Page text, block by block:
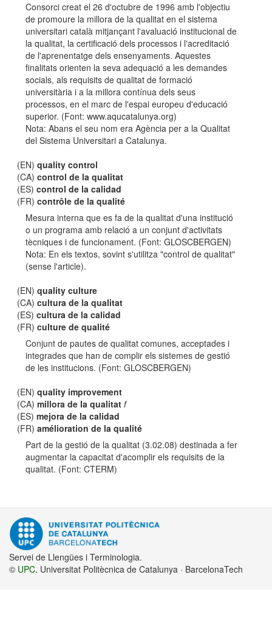
Consorci creat el 26 d'octubre de 1996 amb l'objectiu
de promoure la millora de la qualitat en el sistema
universitari català mitjançant l'avaluació institucional de
la qualitat, la certificació dels processos i l'acreditació
de l'aprenentatge dels ensenyaments. Aquestes
finalitats orienten la seva adequació a les demandes
socials, als requisits de qualitat de formació
universitària i a la millora contínua dels seus
processos, en el marc de l'espai europeu d'educació
superior. (Font: www.aqucatalunya.org)
Nota: Abans el seu nom era Agència per a la Qualitat
del Sistema Universitari a Catalunya.
(EN)quality control
(CA)control de la qualitat
(ES)control de la calidad
(FR)contrôle de la qualité
Mesura interna que es fa de la qualitat d'una institució
o un programa amb relació a un conjunt d'activitats
tècniques i de funcionament. (Font: GLOSCBERGEN)
Nota: En els textos, sovint s'utilitza "control de qualitat"
(sense l'article).
(EN)quality culture
(CA)cultura de la qualitat
(ES)cultura de la calidad
(FR)culture de qualité
Conjunt de pautes de qualitat comunes, acceptades i
integrades que han de complir els sistemes de gestió
de les institucions. (Font: GLOSCBERGEN)
(EN)quality improvement
(CA)millora de la qualitat f
(ES)mejora de la calidad
(FR)amélioration de la qualité
Part de la gestió de la qualitat (3.02.08) destinada a fer
augmentar la capacitat d'acomplir els requisits de la
qualitat. (Font: CTERM)
Servei de Llengües i Terminologia.
© UPC. Universitat Politècnica de Catalunya · BarcelonaTech